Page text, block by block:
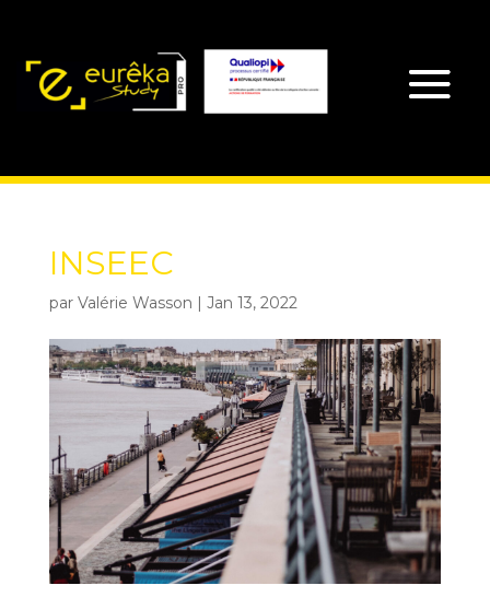
INSEEC
par Valérie Wasson | Jan 13, 2022